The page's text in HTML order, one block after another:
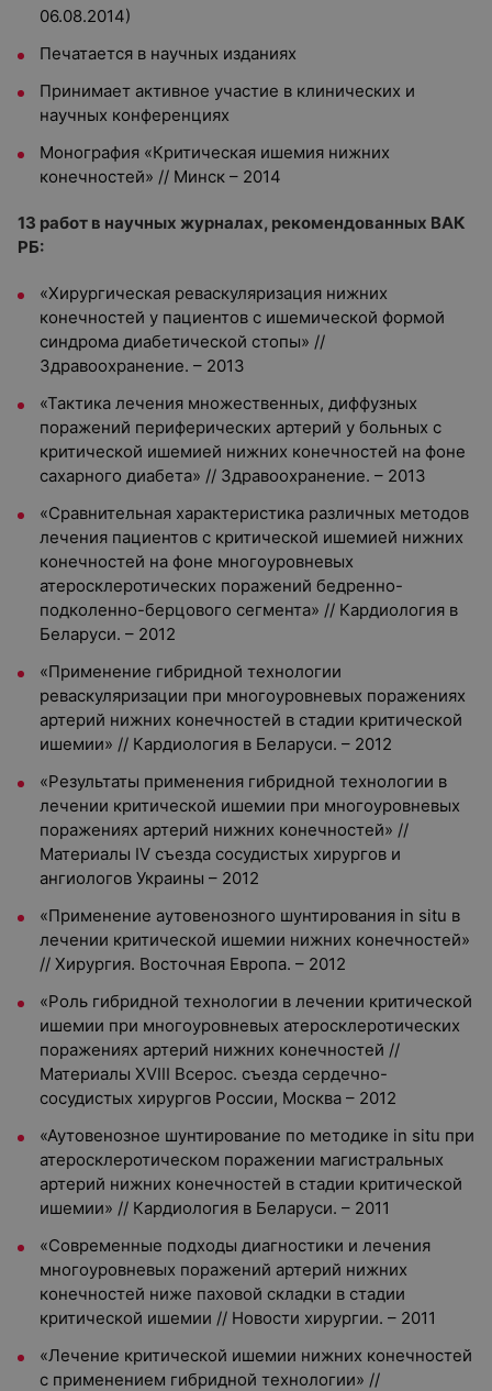
06.08.2014)
Печатается в научных изданиях
Принимает активное участие в клинических и
научных конференциях
Монография «Критическая ишемия нижних
конечностей» // Минск – 2014
13 работ в научных журналах, рекомендованных ВАК
РБ:
«Хирургическая реваскуляризация нижних
конечностей у пациентов с ишемической формой
синдрома диабетической стопы» //
Здравоохранение. – 2013
«Тактика лечения множественных, диффузных
поражений периферических артерий у больных с
критической ишемией нижних конечностей на фоне
сахарного диабета» // Здравоохранение. – 2013
«Сравнительная характеристика различных методов
лечения пациентов с критической ишемией нижних
конечностей на фоне многоуровневых
атеросклеротических поражений бедренно-
подколенно-берцового сегмента» // Кардиология в
Беларуси. – 2012
«Применение гибридной технологии
реваскуляризации при многоуровневых поражениях
артерий нижних конечностей в стадии критической
ишемии» // Кардиология в Беларуси. – 2012
«Результаты применения гибридной технологии в
лечении критической ишемии при многоуровневых
поражениях артерий нижних конечностей» //
Материалы IV съезда сосудистых хирургов и
ангиологов Украины – 2012
«Применение аутовенозного шунтирования in situ в
лечении критической ишемии нижних конечностей»
// Хирургия. Восточная Европа. – 2012
«Роль гибридной технологии в лечении критической
ишемии при многоуровневых атеросклеротических
поражениях артерий нижних конечностей //
Материалы XVIII Всерос. съезда сердечно-
сосудистых хирургов России, Москва – 2012
«Аутовенозное шунтирование по методике in situ при
атеросклеротическом поражении магистральных
артерий нижних конечностей в стадии критической
ишемии» // Кардиология в Беларуси. – 2011
«Современные подходы диагностики и лечения
многоуровневых поражений артерий нижних
конечностей ниже паховой складки в стадии
критической ишемии // Новости хирургии. – 2011
«Лечение критической ишемии нижних конечностей
с применением гибридной технологии» //